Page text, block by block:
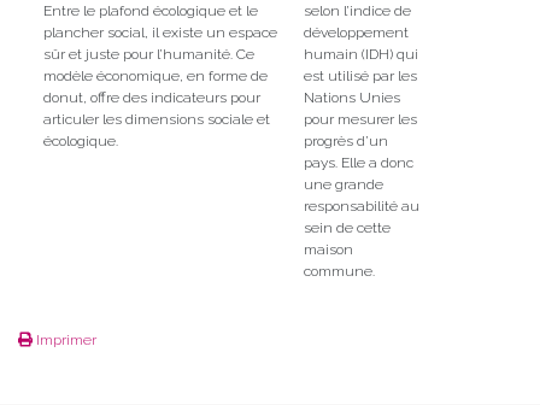
Entre le plafond écologique et le
plancher social, il existe un espace
sûr et juste pour l’humanité. Ce
modèle économique, en forme de
donut, offre des indicateurs pour
articuler les dimensions sociale et
écologique.
selon l’indice de
développement
humain (IDH) qui
est utilisé par les
Nations Unies
pour mesurer les
progrès d’un
pays. Elle a donc
une grande
responsabilité au
sein de cette
maison
commune.
Imprimer